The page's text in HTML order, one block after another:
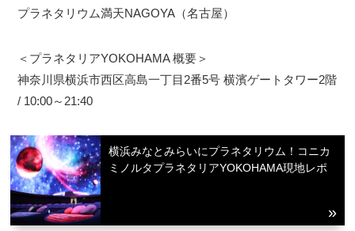
プラネタリウム満天NAGOYA（名古屋）
＜プラネタリアYOKOHAMA 概要＞
神奈川県横浜市西区高島一丁目2番5号 横濱ゲートタワー2階
/ 10:00～21:40
横浜みなとみらいにプラネタリウム！コニカ
ミノルタプラネタリアYOKOHAMA現地レポ